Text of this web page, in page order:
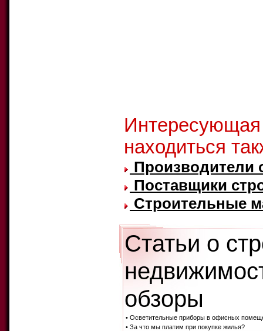
находиться
Производители
Поставщики
Строительные
Статьи о
обзоры
• Осветительные приборы в офисных
• За что мы платим при покупке жилья?